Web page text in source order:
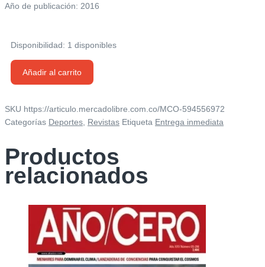
Año de publicación: 2016
Disponibilidad: 1 disponibles
Revista
Sport
-
Marzo/2016
Añadir al carrito
SKU https://articulo.mercadolibre.com.co/MCO-594556972
Categorías Deportes Revistas Etiqueta Entrega inmediata
Productos
relacionados